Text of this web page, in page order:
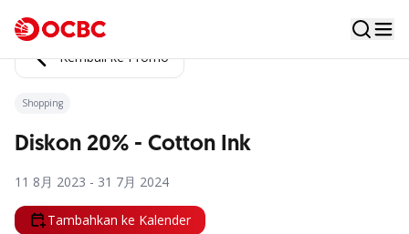
Kembali ke Promo
Shopping
Diskon 20% - Cotton Ink
11 8月 2023 - 31 7月 2024
Tambahkan ke Kalender